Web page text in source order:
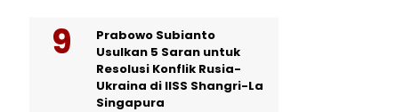
Prabowo Subianto
Usulkan 5 Saran untuk
Resolusi Konflik Rusia-
Ukraina di IISS Shangri-La
Singapura